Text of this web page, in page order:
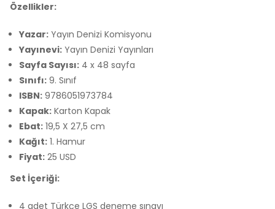
Özellikler:
Yazar: Yayın Denizi Komisyonu
Yayınevi: Yayın Denizi Yayınları
Sayfa Sayısı: 4 x 48 sayfa
Sınıfı: 9. Sınıf
ISBN: 9786051973784
Kapak: Karton Kapak
Ebat: 19,5 X 27,5 cm
Kağıt: 1. Hamur
Fiyat: 25 USD
Set İçeriği:
4 adet Türkçe LGS deneme sınavı